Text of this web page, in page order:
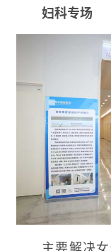
妇科专场
主要解决